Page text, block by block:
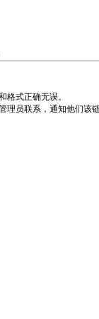
格式正确无误。
理员联系，通知他们该